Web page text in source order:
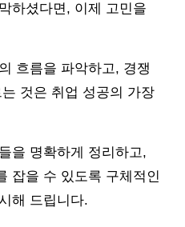
하셨다면, 이제 고민을
흐름을 파악하고, 경쟁
것은 취업 성공의 가장
을 명확하게 정리하고,
잡을 수 있도록 구체적인
해 드립니다.